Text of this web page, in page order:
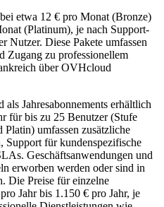
etwa 12 € pro Monat (Bronze)
(Platinum), je nach Support-
Nutzer. Diese Pakete umfassen
Zugang zu professionellem
über OVHcloud
als Jahresabonnements erhältlich
für bis zu 25 Benutzer (Stufe
umfassen zusätzliche
für kundenspezifische
Geschäftsanwendungen und
erworben werden oder sind in
Die Preise für einzelne
Jahr bis 1.150 € pro Jahr, je